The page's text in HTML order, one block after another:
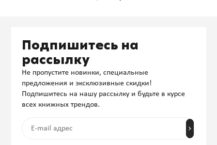
Подпишитесь на
рассылку
Не пропустите новинки, специальные
предложения и эксклюзивные скидки!
Подпишитесь на нашу рассылку и будьте в курсе
всех книжных трендов.